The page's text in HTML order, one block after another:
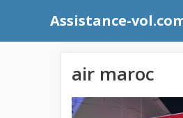
contenu
Assistance-
air maroc